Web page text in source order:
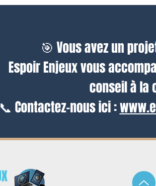
🎯 Vous avez un
Espoir Enjeux vous
conseil à la
📞 Contactez-nous ici :